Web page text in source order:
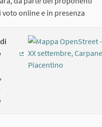
online e in presenza
(Collegamento esterno)